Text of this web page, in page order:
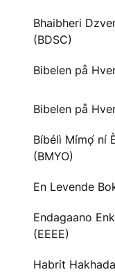
Bhaibheri
(BDSC)
Bibelen på
Bibelen på
Bíbélì Mímọ́ ní
(BMYO)
En Levende
Endagaano
(EEEE)
Habrit